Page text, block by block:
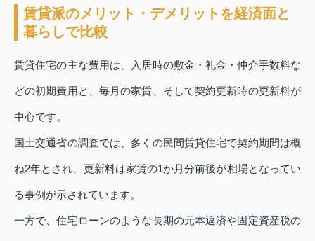
賃貸派のメリット・デメリットを経済面と
暮らしで比較
賃貸住宅の主な費用は、入居時の敷金・礼金・仲介手数料な
どの初期費用と、毎月の家賃、そして契約更新時の更新料が
中心です。
国土交通省の調査では、多くの民間賃貸住宅で契約期間は概
ね2年とされ、更新料は家賃の1か月分前後が相場となってい
る事例が示されています。
一方で、住宅ローンのような長期の元本返済や固定資産税の